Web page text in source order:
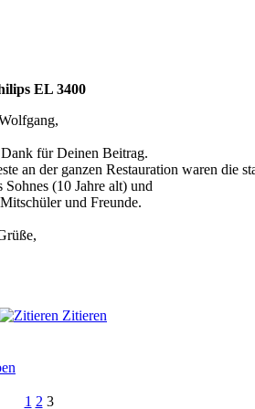
EL 3400
für Deinen Beitrag.
an der ganzen Restauration waren die
Sohnes (10 Jahre alt) und
und Freunde.
Zitieren
1 2 3